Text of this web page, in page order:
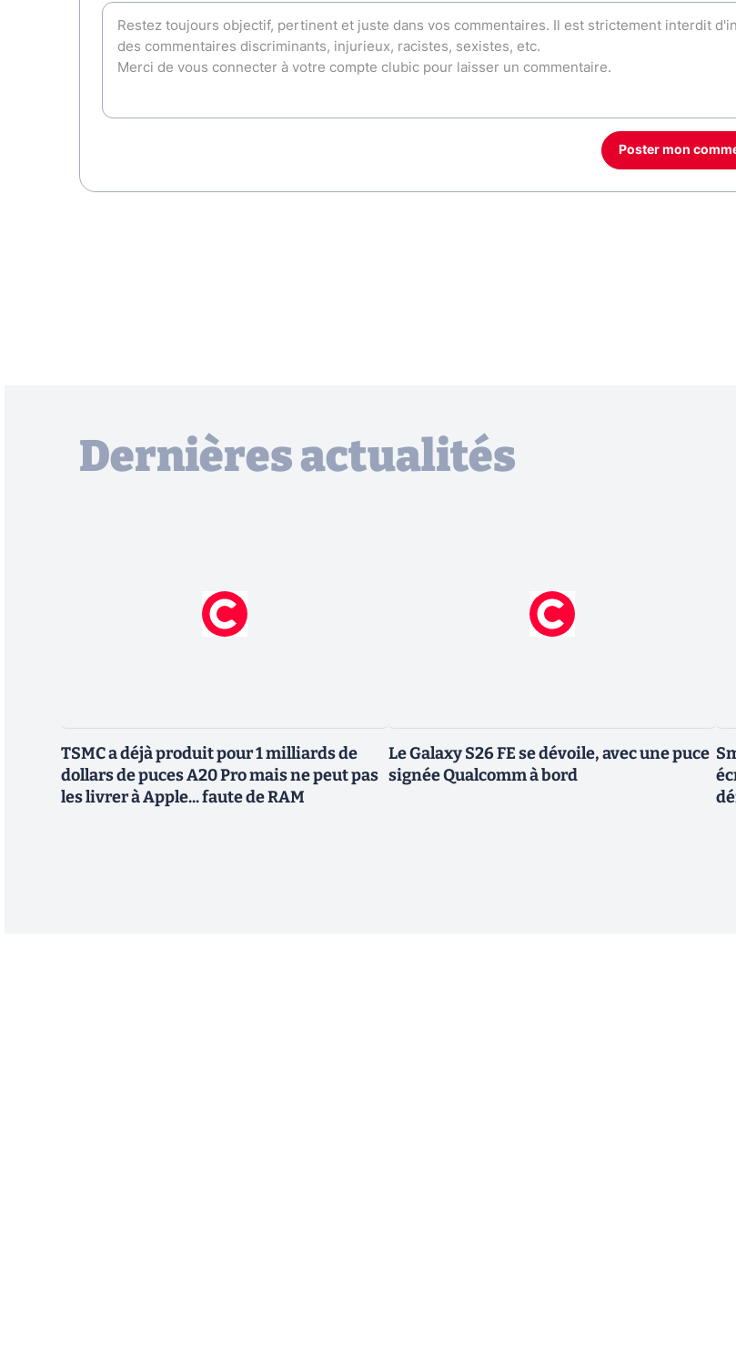
Poster mon
Dernières actualités
TSMC a déjà produit pour 1 milliards de
dollars de puces A20 Pro mais ne peut pas
les livrer à Apple... faute de RAM
Le Galaxy S26 FE se dévoile, avec une puce
signée Qualcomm à bord